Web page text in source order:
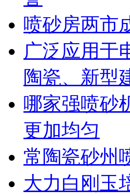
喷砂房两市
广泛应用于
陶瓷、新型
哪家强喷砂
更加均匀
常陶瓷砂州
大力白刚玉